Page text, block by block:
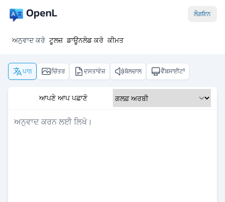
ਲੌਗਇਨ
ਅਨੁਵਾਦ ਕਰੋ ਟੂਲਜ਼ ਡਾਊਨਲੋਡ ਕਰੋ ਕੀਮਤ
ਪਾਠ ਚਿੱਤਰ ਦਸਤਾਵੇਜ਼ ਬੋਲਚਾਲ ਵੈੱਬਸਾਈਟਾਂ
ਆਪਣੇ ਆਪ ਪਛਾਣੋ